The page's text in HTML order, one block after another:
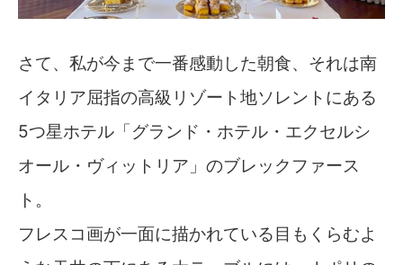
さて、私が今まで一番感動した朝食、それは南
イタリア屈指の高級リゾート地ソレントにある
5つ星ホテル「グランド・ホテル・エクセルシ
オール・ヴィットリア」のブレックファース
ト。
フレスコ画が一面に描かれている目もくらむよ